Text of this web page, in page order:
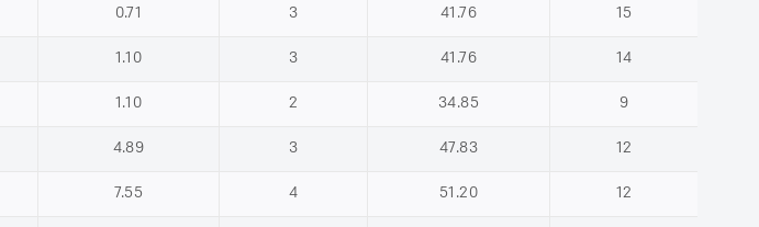
0.71 3 41.76 15
1.10 3 41.76 14
1.10 2 34.85 9
4.89 3 47.83 12
7.55 4 51.20 12